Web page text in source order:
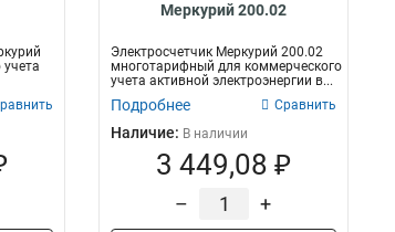
Меркурий 200.02
Электросчетчик Меркурий 200.02
многотарифный для коммерческого
учета активной электроэнергии в...
Подробнее Сравнить
Наличие: В наличии
3 449,08 ₽
– +